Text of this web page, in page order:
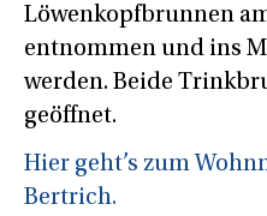
Löwenkopfbrunnen
entnommen und ins
werden. Beide
geöffnet.
Hier geht’s zum
Bertrich.